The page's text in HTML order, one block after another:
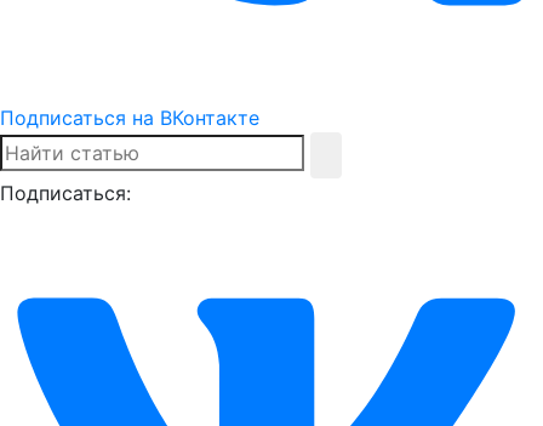
Подписаться на ВКонтакте
Подписаться: